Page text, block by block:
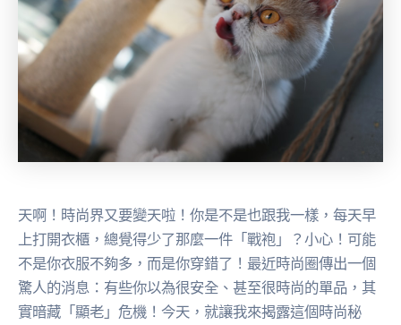
天啊！時尚界又要變天啦！你是不是也跟我一樣，每天早
上打開衣櫃，總覺得少了那麼一件「戰袍」？小心！可能
不是你衣服不夠多，而是你穿錯了！最近時尚圈傳出一個
驚人的消息：有些你以為很安全、甚至很時尚的單品，其
實暗藏「顯老」危機！今天，就讓我來揭露這個時尚秘